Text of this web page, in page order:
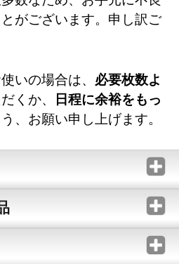
がございます。申し訳ご
いの場合は、 必要枚数よ
くか、
日程に余裕をもっ
、お願い申し上げます。